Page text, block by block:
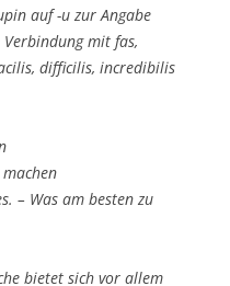
auf -u zur Angabe
mit fas,
difficilis, incredibilis
– Was am besten zu
bietet sich vor allem